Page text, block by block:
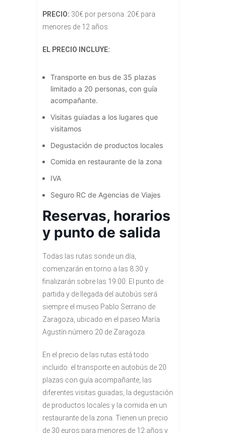
PRECIO: 30€ por persona. 20€ para
menores de 12 años.
EL PRECIO INCLUYE:
Transporte en bus de 35 plazas
limitado a 20 personas, con guía
acompañante.
Visitas guiadas a los lugares que
visitamos
Degustación de productos locales
Comida en restaurante de la zona
IVA
Seguro RC de Agencias de Viajes
Reservas, horarios
y punto de salida
Todas las rutas sonde un día,
comenzarán en torno a las 8.30 y
finalizarán sobre las 19.00. El punto de
partida y de llegada del autobús será
siempre el museo Pablo Serrano de
Zaragoza, ubicado en el paseo María
Agustín número 20 de Zaragoza.
En el precio de las rutas está todo
incluido: el transporte en autobús de 20
plazas con guía acompañante, las
diferentes visitas guiadas, la degustación
de productos locales y la comida en un
restaurante de la zona. Tienen un precio
de 30 euros para menores de 12 años y